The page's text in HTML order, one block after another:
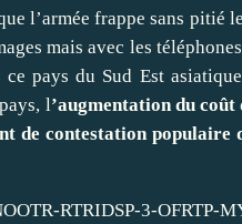
l’armée frappe sans pitié
mais avec les
pays du Sud Est
l’augmentation du
de contestation